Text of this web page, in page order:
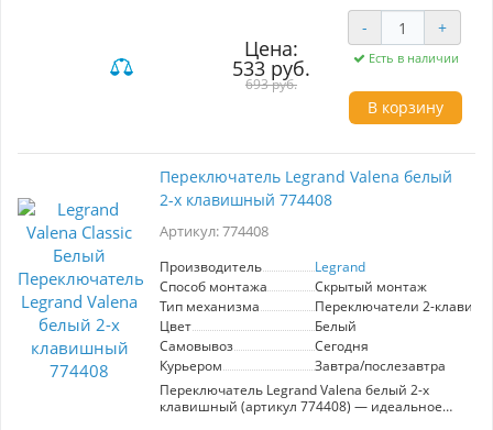
надежное соединение. Лаконичный белый
цвет гармонично вписывается в любой
интерьер. Часть линейки Valena Classic от
Legrand, что гарантирует высокое качество и
долговечность.
Цена:
533 руб.
693 руб.
- +
Есть в наличии
В корзину
Переключатель Legrand Valena белый
2-х клавишный 774408
Артикул: 774408
Производитель
Legrand
Способ монтажа
Скрытый монтаж
Тип механизма
Переключатели 2-
Цвет
Белый
Самовывоз
Сегодня
Курьером
Завтра/послезавтра
Переключатель Legrand Valena белый 2-х
клавишный (артикул 774408) — идеальное